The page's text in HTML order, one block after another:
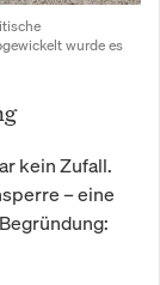
wurde es
kein Zufall.
– eine